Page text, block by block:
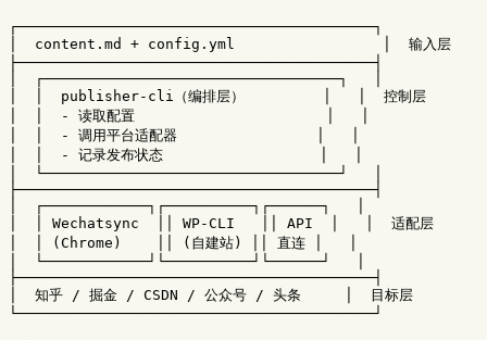
┌─────────────────────────────────────────┐
│  content.md + config.yml                 │  输入层
├─────────────────────────────────────────┤
│  ┌──────────────────────────────────┐   │
│  │  publisher-cli（编排层）         │   │  控制层
│  │  - 读取配置                      │   │
│  │  - 调用平台适配器                │   │
│  │  - 记录发布状态                  │   │
│  └──────────────────────────────────┘   │
├─────────────────────────────────────────┤
│  ┌────────────┐┌──────────┐┌──────┐   │
│  │ Wechatsync  ││ WP-CLI   ││ API  │   │  适配层
│  │ (Chrome)    ││ (自建站) ││ 直连 │   │
│  └────────────┘└──────────┘└──────┘   │
├─────────────────────────────────────────┤
│  知乎 / 掘金 / CSDN / 公众号 / 头条     │  目标层